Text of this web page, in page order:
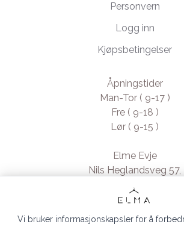
Personvern
Logg inn
Kjøpsbetingelser
Åpningstider
Man-Tor ( 9-17 )
Fre ( 9-18 )
Lør ( 9-15 )
Elme Evje
Nils Heglandsveg 57,
4735 Evje, Norway
- Org. nr. 923370994
Vi bruker informasjonskapsler for å